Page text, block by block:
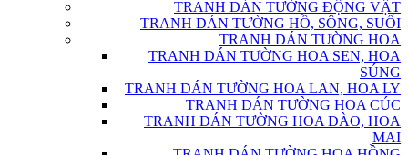
TRANH DÁN TƯỜNG ĐỘNG VẬT
TRANH DÁN TƯỜNG HỒ, SÔNG, SUỐI
TRANH DÁN TƯỜNG HOA
TRANH DÁN TƯỜNG HOA SEN, HOA
SÚNG
TRANH DÁN TƯỜNG HOA LAN, HOA LY
TRANH DÁN TƯỜNG HOA CÚC
TRANH DÁN TƯỜNG HOA ĐÀO, HOA
MAI